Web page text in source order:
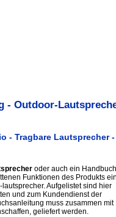
- Outdoor-
- Tragbare Lautsprecher -
oder auch ein
Funktionen des Produkts
Aufgelistet sind hier
und zum Kundendienst der
muss zusammen mit
geliefert werden.